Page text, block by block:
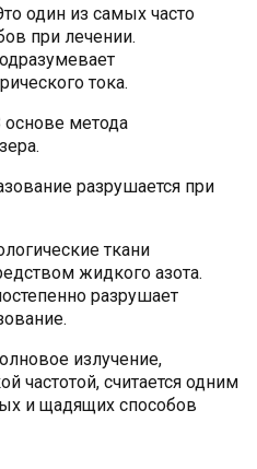
один из самых часто
при лечении.
тока.
основе метода
разрушается при
ткани
жидкого азота.
разрушает
излучение,
частотой, считается одним
и щадящих способов